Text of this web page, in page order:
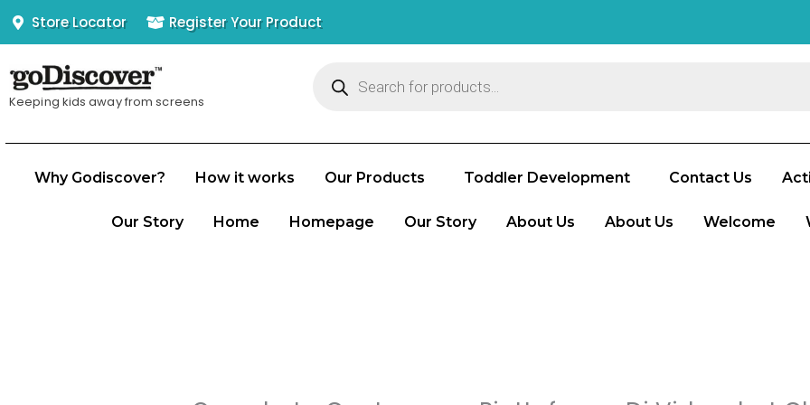
Skip
to
content
Store Locator Register Your Product
Keeping kids away from screens
search
Why Godiscover? How it works Our Products Toddler Development Contact Us
Our Story Home Homepage Our Story About Us About Us Welcome